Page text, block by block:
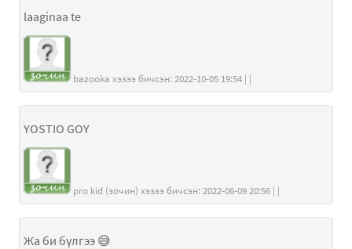
laaginaa te
bazooka хэзээ бичсэн: 2022-10-05 19:54 | |
YOSTIO GOY
pro kid (зочин) хэзээ бичсэн: 2022-06-09 20:56 | |
Жа би бүлгээ 😅